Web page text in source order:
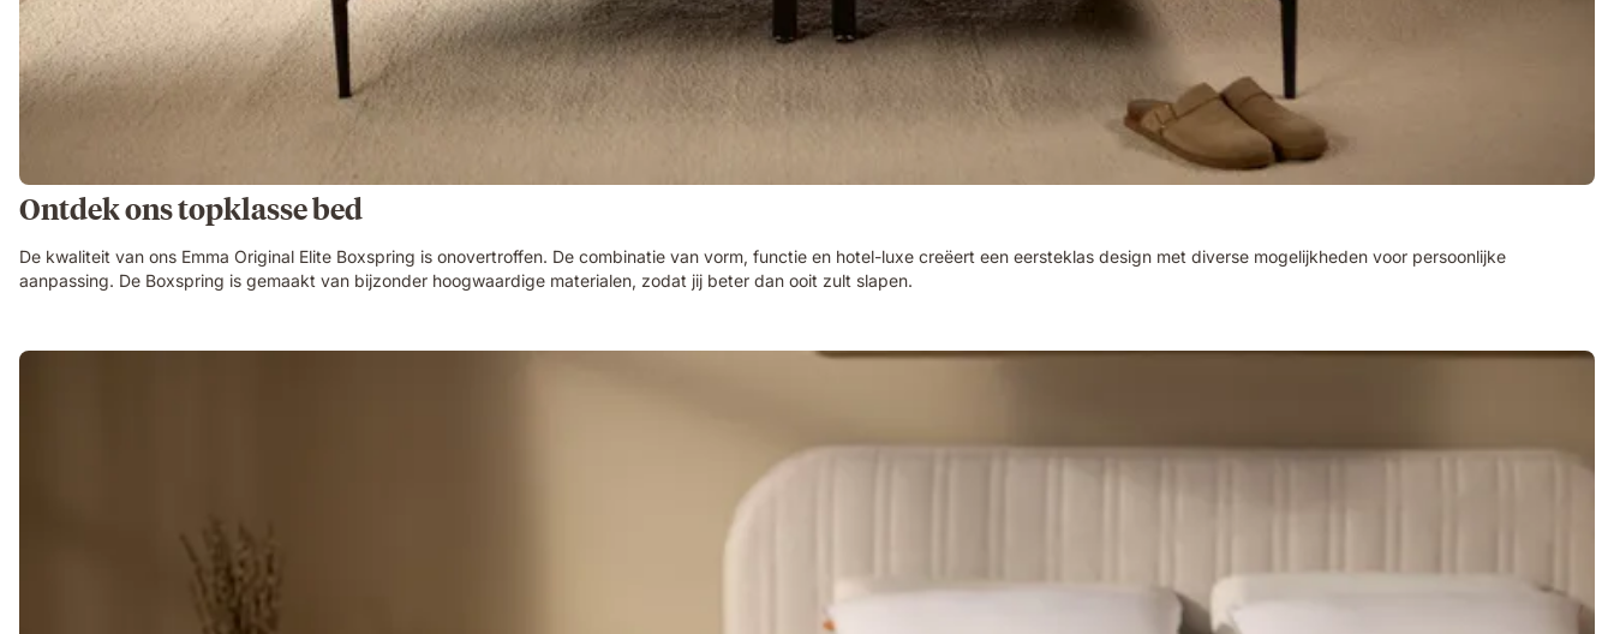
Ontdek ons topklasse bed
De kwaliteit van ons Emma Original Elite Boxspring is onovertroffen. De combinatie van vorm, functie en hotel-luxe creëert een eersteklas design met diverse mogelijkheden voor persoonlijke
aanpassing. De Boxspring is gemaakt van bijzonder hoogwaardige materialen, zodat jij beter dan ooit zult slapen.